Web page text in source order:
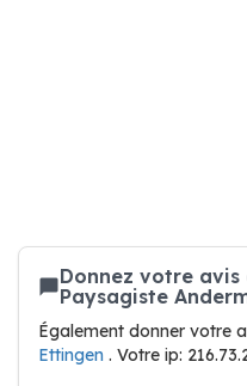
Donnez votre
Paysagiste
Également donner votre
Ettingen . Votre ip: